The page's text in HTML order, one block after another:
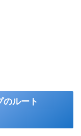
ルート